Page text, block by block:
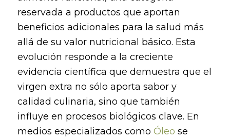
reservada a productos que aportan
beneficios adicionales para la salud más
allá de su valor nutricional básico. Esta
evolución responde a la creciente
evidencia científica que demuestra que el
virgen extra no sólo aporta sabor y
calidad culinaria, sino que también
influye en procesos biológicos clave. En
medios especializados como Óleo se